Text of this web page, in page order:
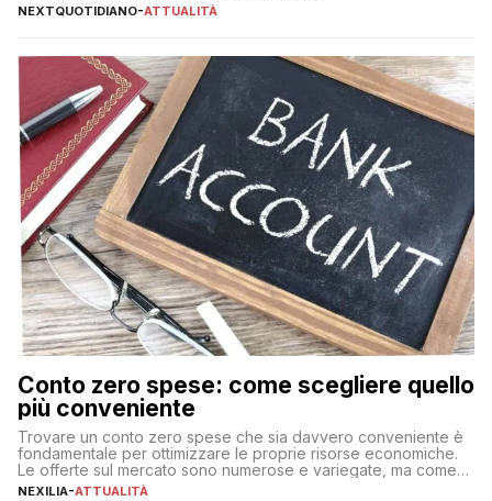
NEXTQUOTIDIANO-ATTUALITÀ
Conto zero spese: come scegliere quello
più conveniente
Trovare un conto zero spese che sia davvero conveniente è
fondamentale per ottimizzare le proprie risorse economiche.
Le offerte sul mercato sono numerose e variegate, ma come
individuare quella più adatta alle proprie esigenze senza
NEXILIA-ATTUALITÀ